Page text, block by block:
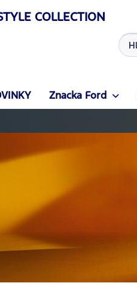
COLLECTION
Znacka Ford